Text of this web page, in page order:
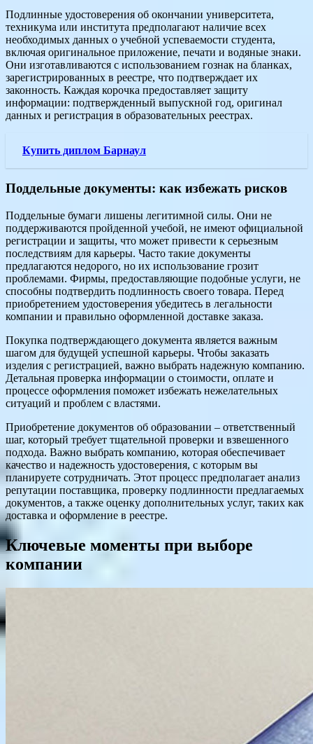
Подлинные удостоверения об окончании университета,
техникума или института предполагают наличие всех
необходимых данных о учебной успеваемости студента,
включая оригинальное приложение, печати и водяные знаки.
Они изготавливаются с использованием гознак на бланках,
зарегистрированных в реестре, что подтверждает их
законность. Каждая корочка предоставляет защиту
информации: подтвержденный выпускной год, оригинал
данных и регистрация в образовательных реестрах.
Купить диплом Барнаул
Поддельные документы: как избежать рисков
Поддельные бумаги лишены легитимной силы. Они не
поддерживаются пройденной учебой, не имеют официальной
регистрации и защиты, что может привести к серьезным
последствиям для карьеры. Часто такие документы
предлагаются недорого, но их использование грозит
проблемами. Фирмы, предоставляющие подобные услуги, не
способны подтвердить подлинность своего товара. Перед
приобретением удостоверения убедитесь в легальности
компании и правильно оформленной доставке заказа.
Покупка подтверждающего документа является важным
шагом для будущей успешной карьеры. Чтобы заказать
изделия с регистрацией, важно выбрать надежную компанию.
Детальная проверка информации о стоимости, оплате и
процессе оформления поможет избежать нежелательных
ситуаций и проблем с властями.
Приобретение документов об образовании – ответственный
шаг, который требует тщательной проверки и взвешенного
подхода. Важно выбрать компанию, которая обеспечивает
качество и надежность удостоверения, с которым вы
планируете сотрудничать. Этот процесс предполагает анализ
репутации поставщика, проверку подлинности предлагаемых
документов, а также оценку дополнительных услуг, таких как
доставка и оформление в реестре.
Ключевые моменты при выборе
компании